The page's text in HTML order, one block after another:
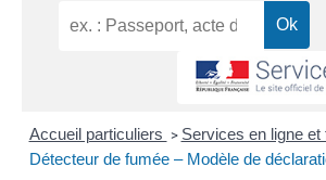
Accueil particuliers > Services en ligne et
Détecteur de fumée – Modèle de